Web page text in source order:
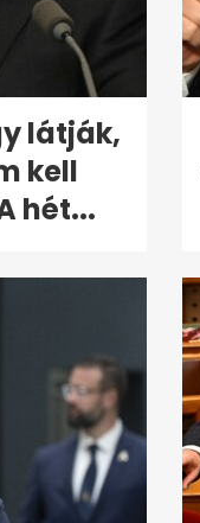
látják,
kell
hét...